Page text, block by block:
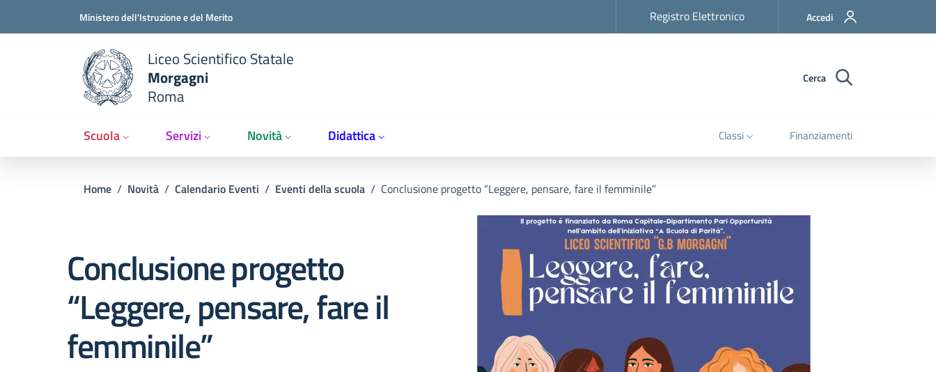
Ministero dell'Istruzione e del MeritoSlim top Registro Elettronico Accedi
Liceo Scientifico Statale
Morgagni
Roma
Cerca
Scuola Servizi Novità Didattica Classi Finanziamenti
Briciole di pane
Home / Novità / Calendario Eventi / Eventi della scuola / Conclusione progetto “Leggere, pensare, fare il femminile”
Conclusione progetto
“Leggere, pensare, fare il
femminile”